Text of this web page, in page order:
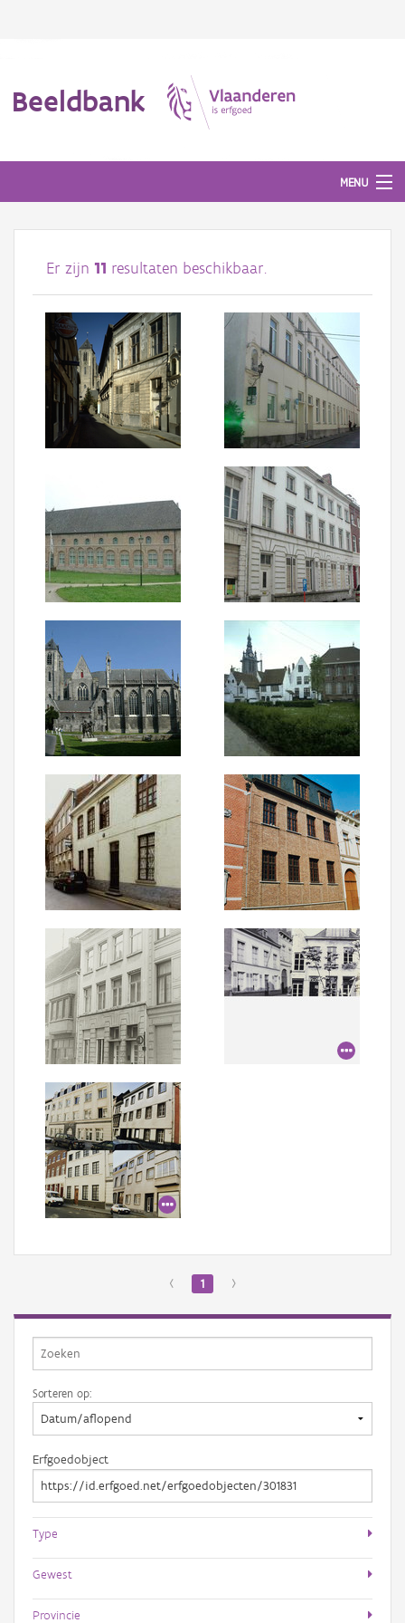
Beeldbank
MENU
Afbeeldingen
#BeeldIndeKijker
Hergebruik
Over ons
Aanmelden
Er zijn 11 resultaten beschikbaar.
‹ 1 ›
Sorteren op:
Erfgoedobject
Type
Gewest
Provincie